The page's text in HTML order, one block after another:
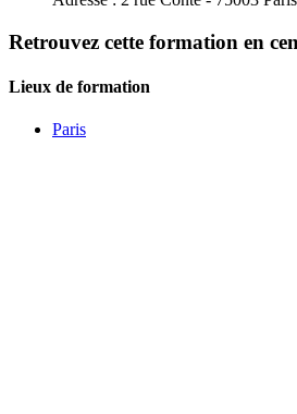
Retrouvez cette formation en
Lieux de formation
Paris